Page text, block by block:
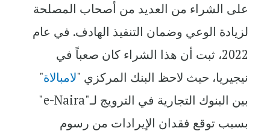
على الشراء من العديد من أصحاب المصلحة
لزيادة الوعي وضمان التنفيذ الهادف. في عام
2022، ثبت أن هذا الشراء كان صعباً في
نيجيريا، حيث لاحظ البنك المركزي "لامبالاة"
بين البنوك التجارية في الترويج لـ"e-Naira"
بسبب توقع فقدان الإيرادات من رسوم